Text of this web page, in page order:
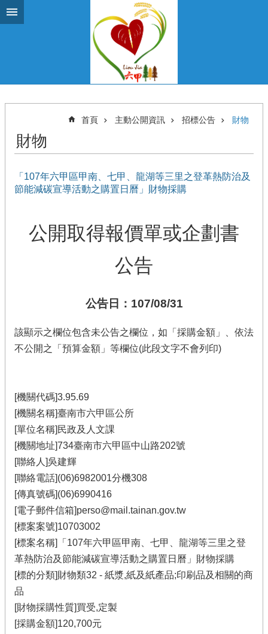
跳到主要內容區塊
首頁 主動公開資訊 招標公告 財物
財物
「107年六甲區甲南、七甲、龍湖等三里之登革熱防治及
節能減碳宣導活動之購置日曆」財物採購
公開取得報價單或企劃書
公告
公告日：107/08/31
該顯示之欄位包含未公告之欄位，如「採購金額」、依法
不公開之「預算金額」等欄位(此段文字不會列印)
[機關代碼]3.95.69
[機關名稱]臺南市六甲區公所
[單位名稱]民政及人文課
[機關地址]734臺南市六甲區中山路202號
[聯絡人]吳建輝
[聯絡電話](06)6982001分機308
[傳真號碼](06)6990416
[電子郵件信箱]perso@mail.tainan.gov.tw
[標案案號]10703002
[標案名稱]「107年六甲區甲南、七甲、龍湖等三里之登
革熱防治及節能減碳宣導活動之購置日曆」財物採購
[標的分類]財物類32 - 紙漿,紙及紙產品;印刷品及相關的商
品
[財物採購性質]買受,定製
[採購金額]120,700元